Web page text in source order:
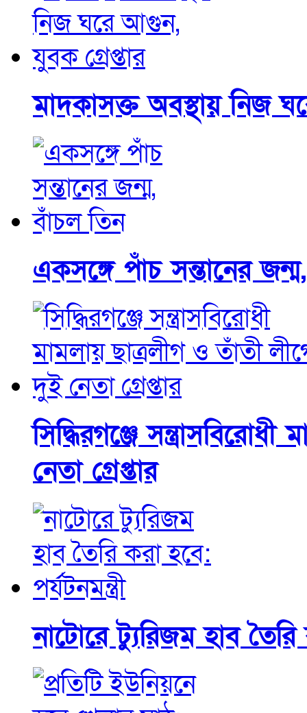
মাদকাসক্ত অবস্থায় নিজ
একসঙ্গে পাঁচ সন্তানের
সিদ্ধিরগঞ্জে
নেতা গ্রেপ্তার
নাটোরে ট্যুরিজম হাব তৈরি